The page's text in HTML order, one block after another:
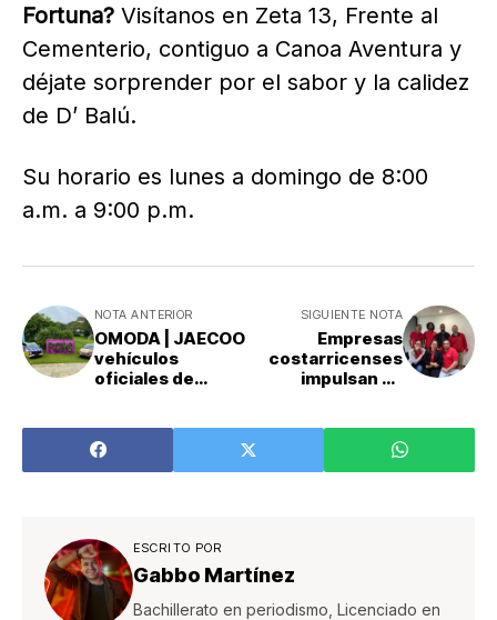
Fortuna? Visítanos en Zeta 13, Frente al
Cementerio, contiguo a Canoa Aventura y
déjate sorprender por el sabor y la calidez
de D’ Balú.
Su horario es lunes a domingo de 8:00
a.m. a 9:00 p.m.
NOTA ANTERIOR
OMODA | JAECOO
vehículos
oficiales de
SIGUIENTE NOTA
Empresas
costarricenses
impulsan su
gestión
empresarial
ESCRITO POR
Gabbo Martínez
Bachillerato en periodismo, Licenciado en